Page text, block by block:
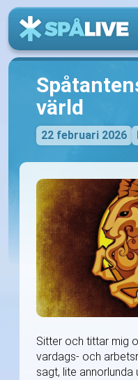
värld
22 februari 2026
Sitter och tittar mig
vardags- och
sagt, lite annorlunda